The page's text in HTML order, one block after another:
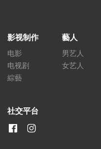
影视制作
电影
电视剧
綜藝
藝人
男艺人
女艺人
社交平台